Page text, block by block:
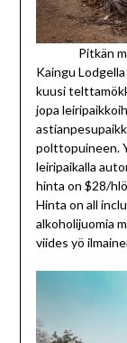
Pitkän
Kaingu
kuusi
jopa
polttopuineen.
leiripaikalla
hinta on $28/
Hinta on all
alkoholijuomia
viides yö